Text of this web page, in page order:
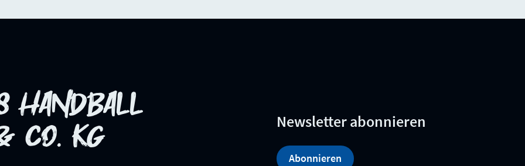
HANDBALL
CO. KG
Newsletter abonnieren
Abonnieren